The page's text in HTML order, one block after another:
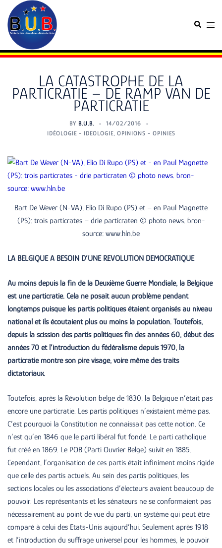
content
Search
LA CATASTROPHE DE LA
PARTICRATIE – DE RAMP VAN DE
PARTICRATIE
BY B.U.B.
14/02/2016
IDÉOLOGIE - IDEOLOGIE, OPINIONS - OPINIES
Bart De Wever (N-VA), Elio Di Rupo (PS) et – en Paul Magnette
(PS): trois particrates – drie particraten © photo news. bron-
source: www.hln.be
LA BELGIQUE A BESOIN D’UNE REVOLUTION DEMOCRATIQUE
Au moins depuis la fin de la Deuxième Guerre Mondiale, la Belgique
est une particratie. Cela ne posait aucun problème pendant
longtemps puisque les partis politiques étaient organisés au niveau
national et ils écoutaient plus ou moins la population. Toutefois,
depuis la scission des partis politiques fin des années 60, début des
années 70 et l’introduction du fédéralisme depuis 1970, la
particratie montre son pire visage, voire même des traits
dictatoriaux.
Toutefois, après la Révolution belge de 1830, la Belgique n’était pas
encore une particratie. Les partis politiques n’existaient même pas.
C’est pourquoi la Constitution ne connaissait pas cette notion. Ce
n’est qu’en 1846 que le parti libéral fut fondé. Le parti catholique
fut créé en 1869. Le POB (Parti Ouvrier Belge) suivit en 1885.
Cependant, l’organisation de ces partis était infiniment moins rigide
que celle des partis actuels. Au sein des partis politiques, les
sections locales ou les associations d’électeurs avaient beaucoup de
pouvoir. Les représentants et les sénateurs ne se conformaient pas
nécessairement au point de vue du parti, un système qui peut être
comparé à celui des Etats-Unis aujourd’hui. Seulement après 1918
et l’introduction du suffrage universel pour les hommes, le pouvoir